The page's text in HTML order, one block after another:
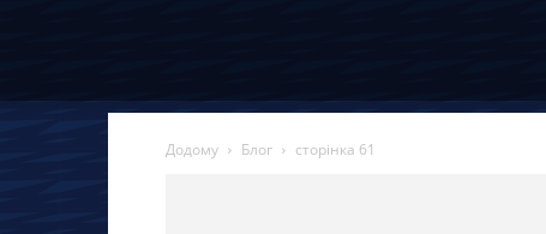
Додому Блог сторінка 61